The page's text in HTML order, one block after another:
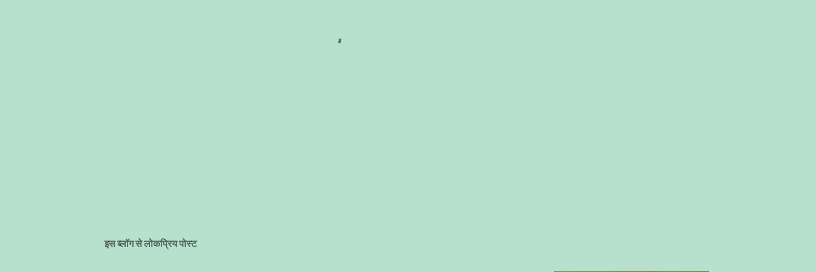
इस ब्लॉग से लोकप्रिय पोस्ट